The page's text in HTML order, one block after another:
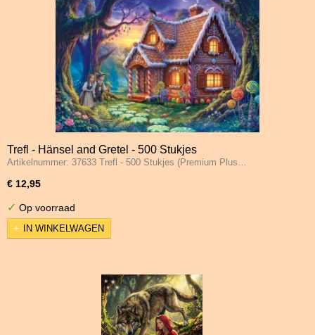
Trefl - Hänsel and Gretel - 500 Stukjes
Artikelnummer: 37633 Trefl - 500 Stukjes (Premium Plus…
€ 12,95
✓ Op voorraad
IN WINKELWAGEN